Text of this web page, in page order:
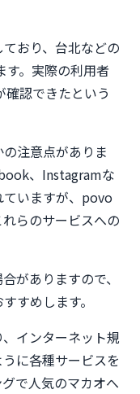
おり、台北などの
す。実際の利用者
認できたという
注意点がありま
、Instagramな
ていますが、povo
らのサービスへの
がありますので、
すめします。
インターネット規
に各種サービスを
で人気のマカオへ